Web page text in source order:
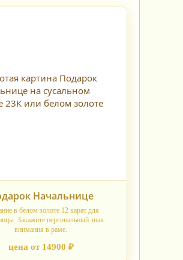
Начальнице
в белом золоте 12 карат для
Закажите персональный знак
внимания в раме.
цена от 14900 ₽